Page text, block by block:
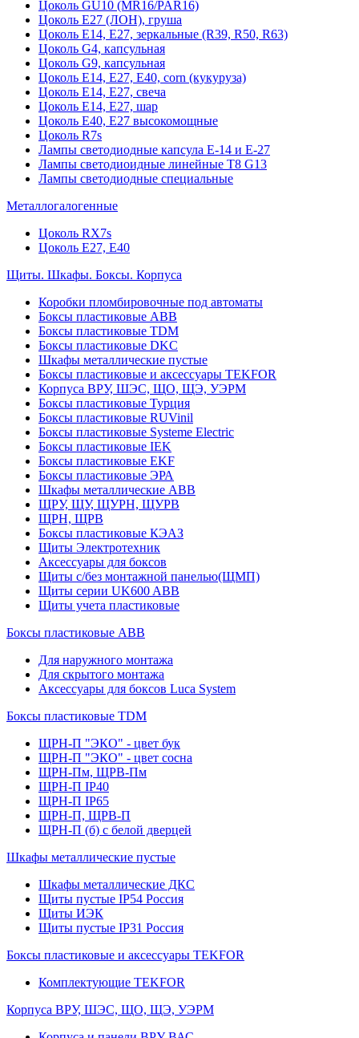
Цоколь GU10 (MR16/PAR16)
Цоколь Е27 (ЛОН), груша
Цоколь Е14, Е27, зеркальные (R39, R50, R63)
Цоколь G4, капсульная
Цоколь G9, капсульная
Цоколь Е14, Е27, Е40, corn (кукуруза)
Цоколь Е14, Е27, свеча
Цоколь Е14, Е27, шар
Цоколь Е40, Е27 высокомощные
Цоколь R7s
Лампы светодиодные капсула Е-14 и Е-27
Лампы светодиоидные линейные T8 G13
Лампы светодиодные специальные
Металлогалогенные
Цоколь RX7s
Цоколь Е27, E40
Щиты. Шкафы. Боксы. Корпуса
Коробки пломбировочные под автоматы
Боксы пластиковые ABB
Боксы пластиковые TDM
Боксы пластиковые DKC
Шкафы металлические пустые
Боксы пластиковые и аксессуары TEKFOR
Корпуса ВРУ, ШЭС, ЩО, ЩЭ, УЭРМ
Боксы пластиковые Турция
Боксы пластиковые RUVinil
Боксы пластиковые Systeme Electric
Боксы пластиковые IEK
Боксы пластиковые EKF
Боксы пластиковые ЭРА
Шкафы металлические ABB
ЩРУ, ЩУ, ЩУРН, ЩУРВ
ЩРН, ЩРВ
Боксы пластиковые КЭАЗ
Щиты Электротехник
Аксессуары для боксов
Щиты с/без монтажной панелью(ЩМП)
Щиты серии UK600 ABB
Щиты учета пластиковые
Боксы пластиковые ABB
Для наружного монтажа
Для скрытого монтажа
Аксессуары для боксов Luca System
Боксы пластиковые TDM
ЩРН-П "ЭКО" - цвет бук
ЩРН-П "ЭКО" - цвет сосна
ЩРН-Пм, ЩРВ-Пм
ЩРН-П IP40
ЩРН-П IP65
ЩРН-П, ЩРВ-П
ЩРН-П (б) с белой дверцей
Шкафы металлические пустые
Шкафы металлические ДКС
Щиты пустые IP54 Россия
Щиты ИЭК
Щиты пустые IP31 Россия
Боксы пластиковые и аксессуары TEKFOR
Комплектующие TEKFOR
Корпуса ВРУ, ШЭС, ЩО, ЩЭ, УЭРМ